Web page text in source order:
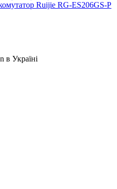
в Україні